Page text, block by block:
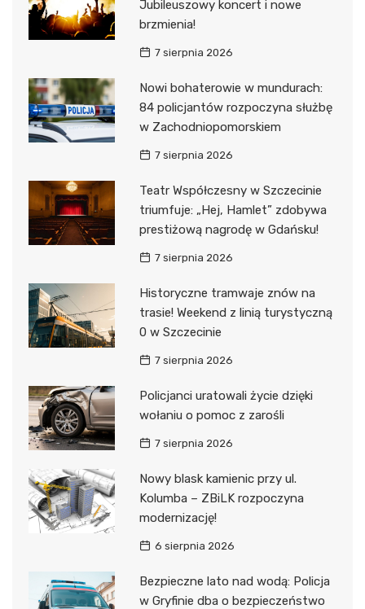
Jubileuszowy koncert i nowe
brzmienia!
7 sierpnia 2026
Nowi bohaterowie w mundurach:
84 policjantów rozpoczyna służbę
w Zachodniopomorskiem
7 sierpnia 2026
Teatr Współczesny w Szczecinie
triumfuje: „Hej, Hamlet” zdobywa
prestiżową nagrodę w Gdańsku!
7 sierpnia 2026
Historyczne tramwaje znów na
trasie! Weekend z linią turystyczną
0 w Szczecinie
7 sierpnia 2026
Policjanci uratowali życie dzięki
wołaniu o pomoc z zarośli
7 sierpnia 2026
Nowy blask kamienic przy ul.
Kolumba – ZBiLK rozpoczyna
modernizację!
6 sierpnia 2026
Bezpieczne lato nad wodą: Policja
w Gryfinie dba o bezpieczeństwo